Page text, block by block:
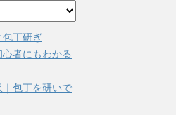
包丁研ぎ
者にもわかる
包丁を研いで